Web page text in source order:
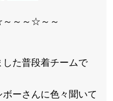
～～☆～～
た普段着チームで
ーさんに色々聞いて